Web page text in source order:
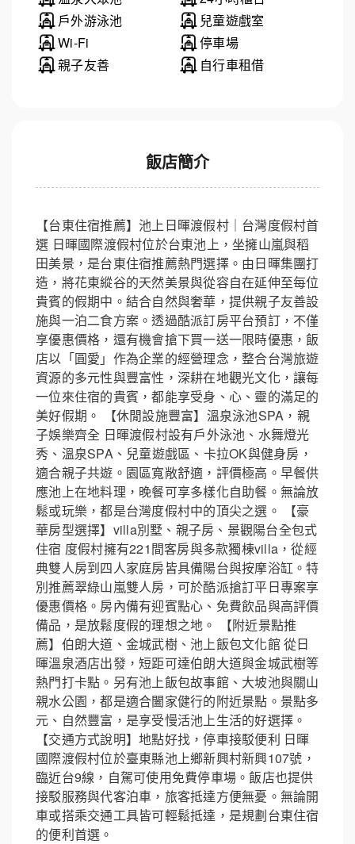
戶外游泳池
兒童遊戲室
Wi-Fi
停車場
親子友善
自行車租借
飯店簡介
【台東住宿推薦】池上日暉渡假村｜台灣度假村首
選 日暉國際渡假村位於台東池上，坐擁山嵐與稻
田美景，是台東住宿推薦熱門選擇。由日暉集團打
造，將花東縱谷的天然美景與從容自在延伸至每位
貴賓的假期中。結合自然與奢華，提供親子友善設
施與一泊二食方案。透過酷派訂房平台預訂，不僅
享優惠價格，還有機會搶下買一送一限時優惠，飯
店以「圓愛」作為企業的經營理念，整合台灣旅遊
資源的多元性與豐富性，深耕在地觀光文化，讓每
一位來住宿的貴賓，都能享受身、心、靈的滿足的
美好假期。 【休閒設施豐富】溫泉泳池SPA，親
子娛樂齊全 日暉渡假村設有戶外泳池、水舞燈光
秀、溫泉SPA、兒童遊戲區、卡拉OK與健身房，
適合親子共遊。園區寬敞舒適，評價極高。早餐供
應池上在地料理，晚餐可享多樣化自助餐。無論放
鬆或玩樂，都是台灣度假村中的頂尖之選。 【豪
華房型選擇】villa別墅、親子房、景觀陽台全包式
住宿 度假村擁有221間客房與多款獨棟villa，從經
典雙人房到四人家庭房皆具備陽台與按摩浴缸。特
別推薦翠綠山嵐雙人房，可於酷派搶訂平日專案享
優惠價格。房內備有迎賓點心、免費飲品與高評價
備品，是放鬆度假的理想之地。 【附近景點推
薦】伯朗大道、金城武樹、池上飯包文化館 從日
暉溫泉酒店出發，短距可達伯朗大道與金城武樹等
熱門打卡點。另有池上飯包故事館、大坡池與關山
親水公園，都是適合闔家健行的附近景點。景點多
元、自然豐富，是享受慢活池上生活的好選擇。
【交通方式說明】地點好找，停車接駁便利 日暉
國際渡假村位於臺東縣池上鄉新興村新興107號，
臨近台9線，自駕可使用免費停車場。飯店也提供
接駁服務與代客泊車，旅客抵達方便無憂。無論開
車或搭乘交通工具皆可輕鬆抵達，是規劃台東住宿
的便利首選。